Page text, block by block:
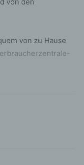
von zu Hause